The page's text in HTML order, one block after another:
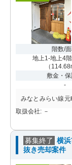
階数/
地上1-地上4
（
敷金・
-
みなとみらい線元
取扱会社: －
募集終了 横
抜き売却案件